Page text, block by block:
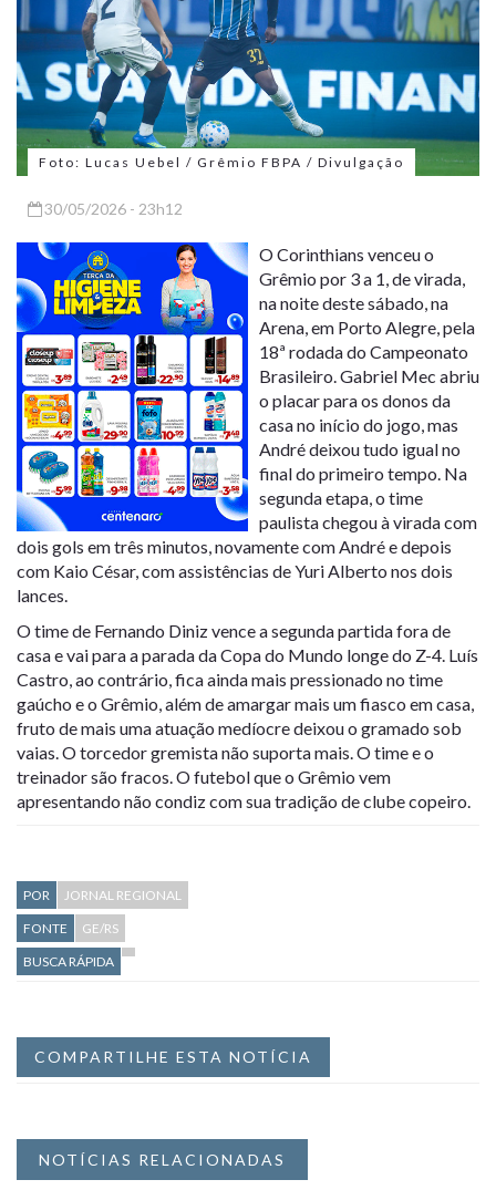
Foto: Lucas Uebel / Grêmio FBPA / Divulgação
30/05/2026 - 23h12
O Corinthians venceu o
Grêmio por 3 a 1, de virada,
na noite deste sábado, na
Arena, em Porto Alegre, pela
18ª rodada do Campeonato
Brasileiro. Gabriel Mec abriu
o placar para os donos da
casa no início do jogo, mas
André deixou tudo igual no
final do primeiro tempo. Na
segunda etapa, o time
paulista chegou à virada com
dois gols em três minutos, novamente com André e depois
com Kaio César, com assistências de Yuri Alberto nos dois
lances.
O time de Fernando Diniz vence a segunda partida fora de
casa e vai para a parada da Copa do Mundo longe do Z-4. Luís
Castro, ao contrário, fica ainda mais pressionado no time
gaúcho e o Grêmio, além de amargar mais um fiasco em casa,
fruto de mais uma atuação medíocre deixou o gramado sob
vaias. O torcedor gremista não suporta mais. O time e o
treinador são fracos. O futebol que o Grêmio vem
apresentando não condiz com sua tradição de clube copeiro.
POR
JORNAL REGIONAL
FONTE
GE/RS
BUSCA RÁPIDA
COMPARTILHE ESTA NOTÍCIA
NOTÍCIAS RELACIONADAS